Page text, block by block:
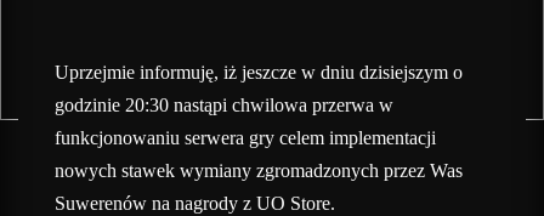
Uprzejmie informuję, iż jeszcze w dniu dzisiejszym o
godzinie 20:30 nastąpi chwilowa przerwa w
funkcjonowaniu serwera gry celem implementacji
nowych stawek wymiany zgromadzonych przez Was
Suwerenów na nagrody z UO Store.